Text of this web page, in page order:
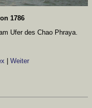
1786
Ufer des Chao Phraya.
Weiter